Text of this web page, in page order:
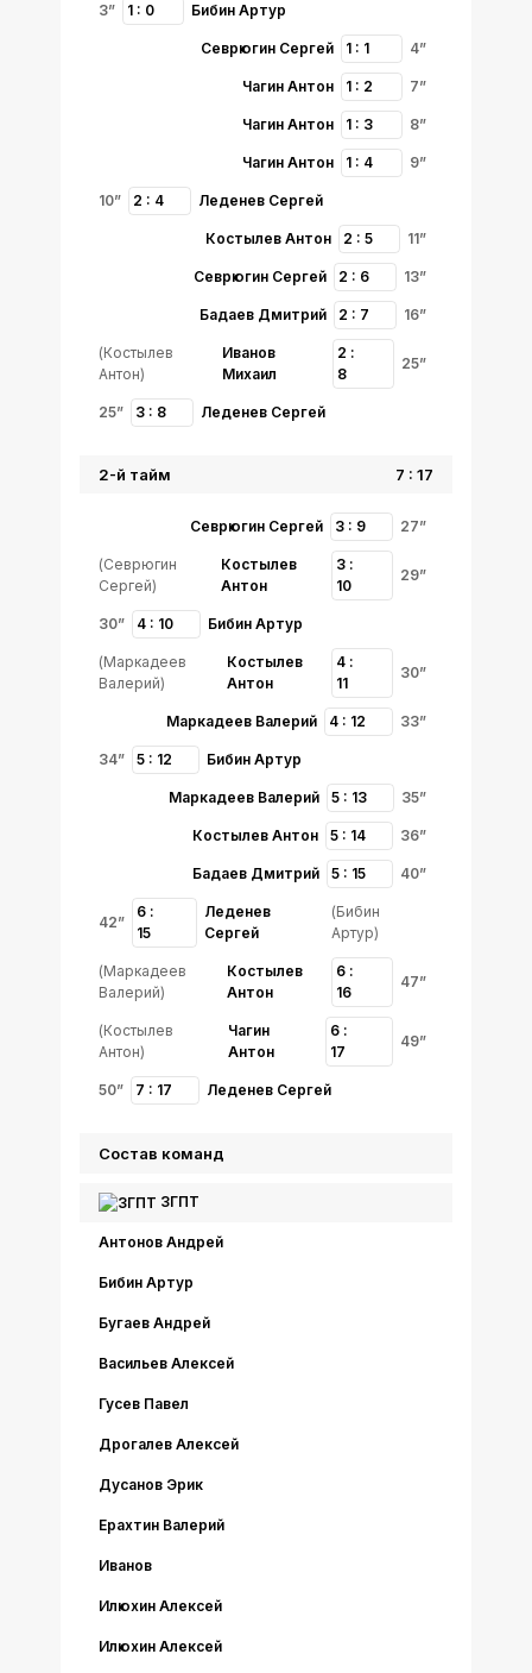
3” 1 : 0 Бибин Артур
4”
1 : 1
Севрюгин Сергей
7”
1 : 2
Чагин Антон
8”
1 : 3
Чагин Антон
9”
1 : 4
Чагин Антон
10” 2 : 4 Леденев Сергей
11”
2 : 5
Костылев Антон
13”
2 : 6
Севрюгин Сергей
16”
2 : 7
Бадаев Дмитрий
25”
2 :
8
Иванов
Михаил
(Костылев
Антон)
25” 3 : 8 Леденев Сергей
27”
3 : 9
Севрюгин Сергей
29”
3 :
10
Костылев
Антон
(Севрюгин
Сергей)
30” 4 : 10 Бибин Артур
30”
4 :
11
Костылев
Антон
(Маркадеев
Валерий)
33”
4 : 12
Маркадеев Валерий
34” 5 : 12 Бибин Артур
35”
5 : 13
Маркадеев Валерий
36”
5 : 14
Костылев Антон
40”
5 : 15
Бадаев Дмитрий
42”
6 :
15
Леденев
Сергей
(Бибин
Артур)
47”
6 :
16
Костылев
Антон
(Маркадеев
Валерий)
49”
6 :
17
Чагин
Антон
(Костылев
Антон)
50” 7 : 17 Леденев Сергей
2-й тайм 7 : 17
Состав команд
ЗГПТ
Антонов Андрей
Бибин Артур
Бугаев Андрей
Васильев Алексей
Гусев Павел
Дрогалев Алексей
Дусанов Эрик
Ерахтин Валерий
Иванов
Илюхин Алексей
Илюхин Алексей